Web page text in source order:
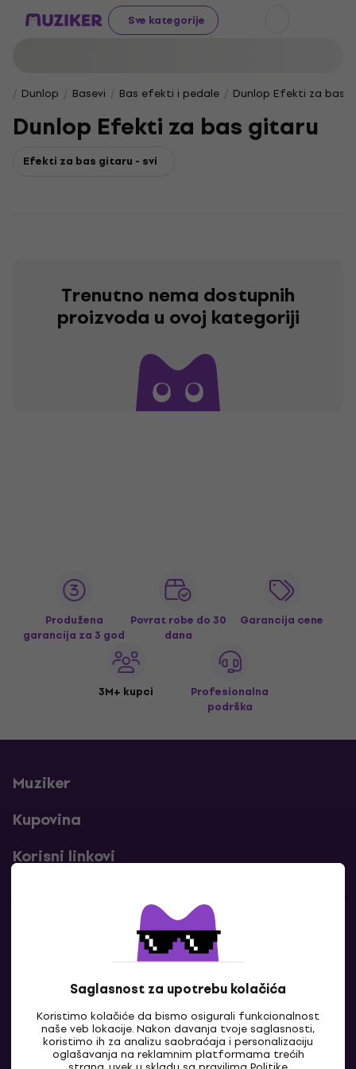
Sve kategorije
Saglasnost za upotrebu kolačića
Koristimo kolačiće da bismo osigurali funkcionalnost
naše veb lokacije. Nakon davanja tvoje saglasnosti,
koristimo ih za analizu saobraćaja i personalizaciju
oglašavanja na reklamnim platformama trećih
Dunlop Basevi Bas efekti i pedale Dunlop Efekti za bas
Dunlop Efekti za bas gitaru
Efekti za bas gitaru - svi
Trenutno nema dostupnih
proizvoda u ovoj kategoriji
Produžena
garancija za 3 god
Povrat robe do 30
dana
Garancija cene
3M+ kupci
Profesionalna
podrška
Muziker
Kupovina
Korisni linkovi
Kontakti
Kontaktiraj nas